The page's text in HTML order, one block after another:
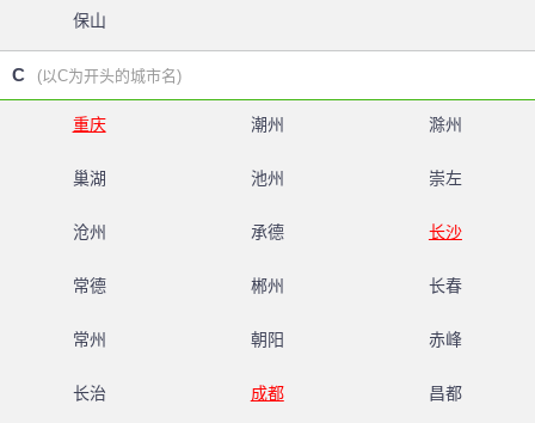
保山
C (以C为开头的城市名)
重庆 潮州 滁州
巢湖 池州 崇左
沧州 承德 长沙
常德 郴州 长春
常州 朝阳 赤峰
长治 成都 昌都